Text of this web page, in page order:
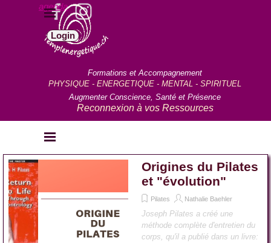
Aller au contenu
agenda
Sauter le menu
Login
Formations et Accompagnement
PHYSIQUE - ENERGETIQUE - MENTAL - SPIRITUEL
Augmenter Conscience, Santé et Présence
Reconnexion à vos Ressources
Sauter le menu
Origines du Pilates
et "évolution"
Pilates Nathalie Baehler
Joseph Pilates a créé une
méthode complète d'entretien du
corps, qu'il a publié dans un livre: